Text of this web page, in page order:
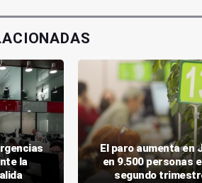
la
El paro aumenta en
en 9.500 personas
segundo